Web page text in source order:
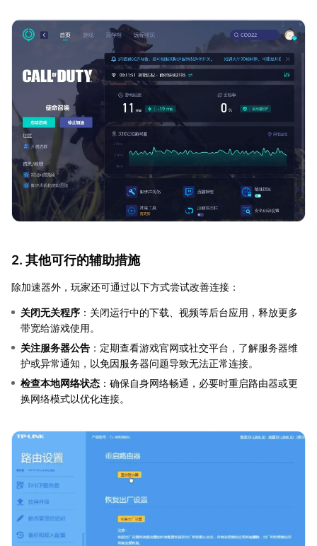
2. 其他可行的辅助措施
除加速器外，玩家还可通过以下方式尝试改善连接：
关闭无关程序 ：关闭运行中的下载、视频等后台应用，释放更多
带宽给游戏使用。
关注服务器公告 ：定期查看游戏官网或社交平台，了解服务器维
护或异常通知，以免因服务器问题导致无法正常连接。
检查本地网络状态 ：确保自身网络畅通，必要时重启路由器或更
换网络模式以优化连接。